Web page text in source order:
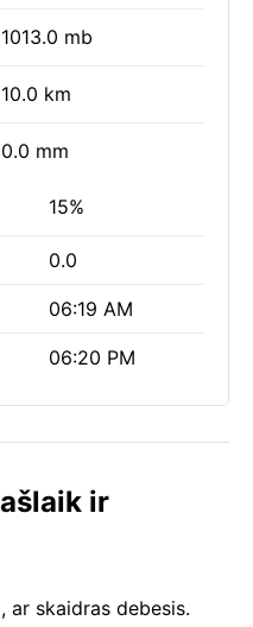
1013.0 mb
10.0 km
0.0 mm
15%
0.0
06:19 AM
06:20 PM
ir
ar skaidras debesis.